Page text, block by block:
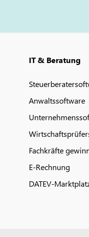
IT & Beratung
Anwaltssoftware
Fachkräfte
E-Rechnung
DATEV-